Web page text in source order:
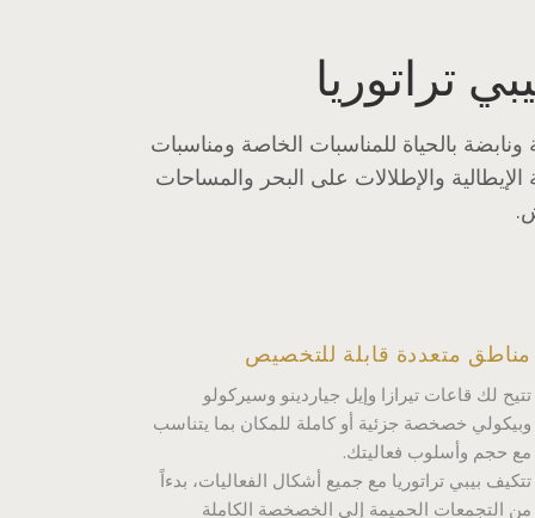
تراتوريا
ونابضة بالحياة للمناسبات الخاصة ومناسبات
والإطلالات على البحر والمساحات
مناطق متعددة قابلة للتخصيص
تتيح لك قاعات تيرازا وإيل جياردينو وسيركولو
وبيكولي خصخصة جزئية أو كاملة للمكان بما يتناسب
مع حجم وأسلوب فعاليتك.
تتكيف بيبي تراتوريا مع جميع أشكال الفعاليات، بدءاً
من التجمعات الحميمة إلى الخصخصة الكاملة